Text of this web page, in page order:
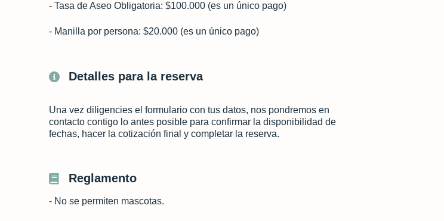
- Tasa de Aseo Obligatoria: $100.000 (es un único pago)
- Manilla por persona: $20.000 (es un único pago)
Detalles para la reserva
Una vez diligencies el formulario con tus datos, nos pondremos en
contacto contigo lo antes posible para confirmar la disponibilidad de
fechas, hacer la cotización final y completar la reserva.
Reglamento
- No se permiten mascotas.